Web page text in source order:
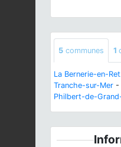
5 communes 1
La Bernerie-en-
Tranche-sur-Mer -
Philbert-de-